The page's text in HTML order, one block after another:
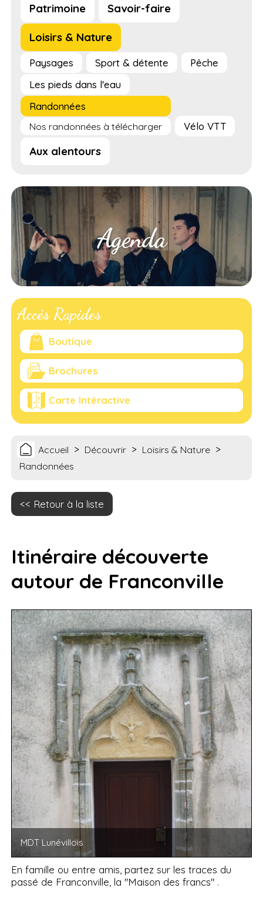
Patrimoine Savoir-faire
Loisirs & Nature
Paysages Sport & détente
Pêche
Les pieds dans l'eau
Randonnées
Nos randonnées à télécharger Vélo VTT
Aux alentours
Agenda
Accès Rapides
Boutique
Brochures
Carte Intéractive
Accueil > Découvrir > Loisirs & Nature >
Randonnées
Retour à la liste
Itinéraire découverte
autour de Franconville
MDT Lunévillois
En famille ou entre amis, partez sur les traces du
passé de Franconville, la "Maison des francs" .